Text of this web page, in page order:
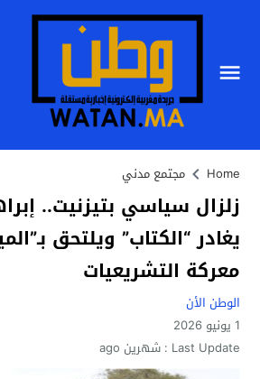
Home مجتمع مدني
زلزال سياسي بتيزنيت..
يغادر “الكتاب” ويلتحق
معركة التشريعيات
الوطن الأن
1 يونيو 2026
Last Update : شهرين ago